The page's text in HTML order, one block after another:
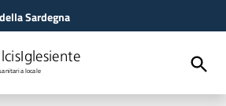
Sardegna
locale